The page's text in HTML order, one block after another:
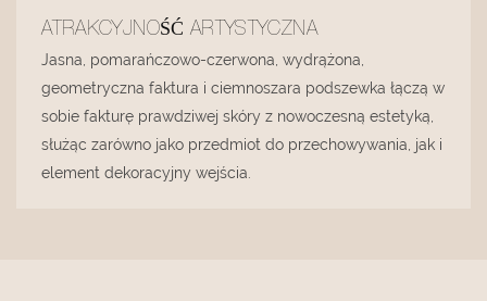
ATRAKCYJNOŚĆ ARTYSTYCZNA
Jasna, pomarańczowo-czerwona, wydrążona,
geometryczna faktura i ciemnoszara podszewka łączą w
sobie fakturę prawdziwej skóry z nowoczesną estetyką,
służąc zarówno jako przedmiot do przechowywania, jak i
element dekoracyjny wejścia.